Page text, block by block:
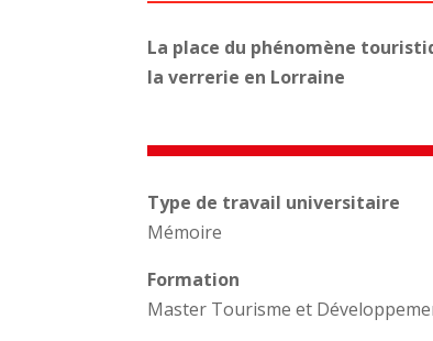
La place du phénomène
la verrerie en Lorraine
Type de travail universitaire
Mémoire
Formation
Master Tourisme et